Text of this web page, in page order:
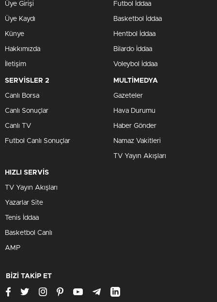
Üye Girişi
Üye Kaydı
Künye
Hakkımızda
İletişim
Futbol İddaa
Basketbol İddaa
Hentbol İddaa
Bilardo İddaa
Voleybol İddaa
SERVİSLER 2
Canlı Borsa
Canlı Sonuçlar
Canlı TV
Futbol Canlı Sonuçlar
MULTİMEDYA
Gazeteler
Hava Durumu
Haber Gönder
Namaz Vakitleri
TV Yayın Akışları
HIZLI SERVİS
TV Yayın Akışları
Yazarlar Site
Tenis İddaa
Basketbol Canlı
AMP
BİZİ TAKİP ET